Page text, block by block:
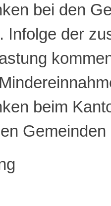
bei den
Infolge der
beim
Gemeinden